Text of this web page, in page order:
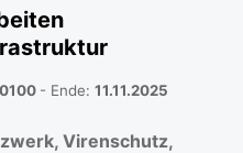
- Ende: 11.11.2025
Virenschutz,